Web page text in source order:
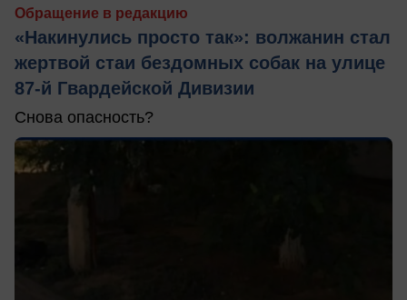
Обращение в редакцию
«Накинулись просто так»: волжанин стал
жертвой стаи бездомных собак на улице
87-й Гвардейской Дивизии
Снова опасность?